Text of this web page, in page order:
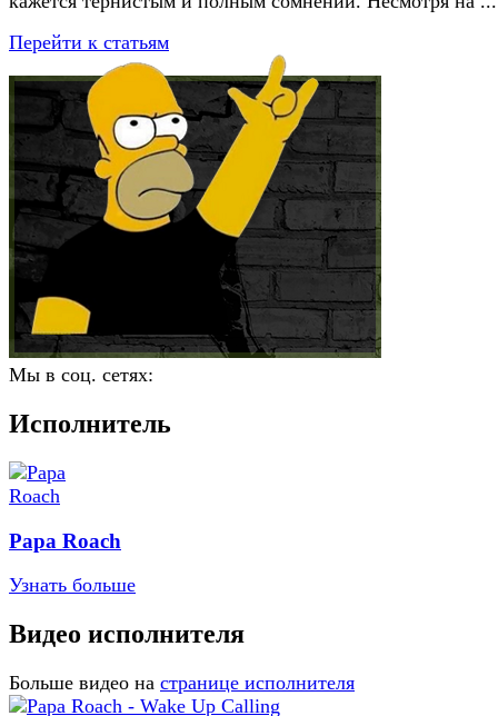
Перейти к статьям
Мы в соц. сетях:
Исполнитель
Papa Roach
Узнать больше
Видео исполнителя
Больше видео на странице исполнителя